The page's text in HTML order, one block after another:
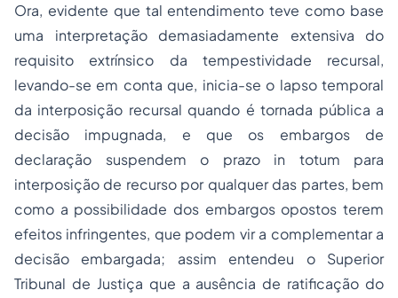
Ora, evidente que tal entendimento teve como base
uma interpretação demasiadamente extensiva do
requisito extrínsico da tempestividade recursal,
levando-se em conta que, inicia-se o lapso temporal
da interposição recursal quando é tornada pública a
decisão impugnada, e que os embargos de
declaração suspendem o prazo in totum para
interposição de recurso por qualquer das partes, bem
como a possibilidade dos embargos opostos terem
efeitos infringentes, que podem vir a complementar a
decisão embargada; assim entendeu o Superior
Tribunal de Justiça que a ausência de ratificação do